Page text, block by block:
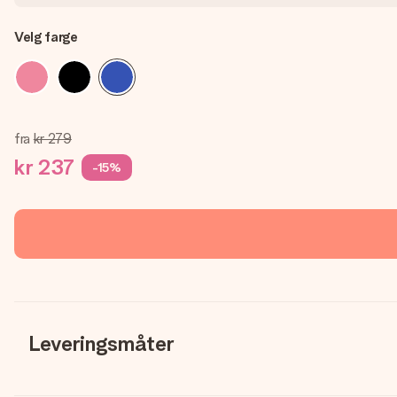
Velg farge
fra kr 279
kr 237 -15%
Leveringsmåter